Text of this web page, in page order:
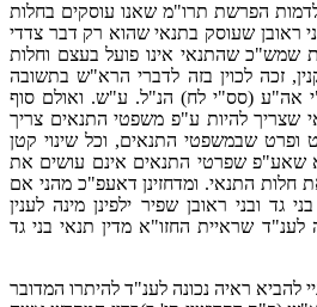
הפרשת תרו"מ שאנו עוסקים בחלות
ראובן שעוסק בתנאי שהוא רק דבר צדדי
שמש"כ שהתנאי אינו פועל בעצם וחלות
זכה לכוין בזה לדברי הרא"ש בתשובה
אה"ע (סס"י לח) הנ"ל. ע"ש. ואולם סוף
שצריך להיות ע"פ משפטי התנאים צריך
ופרט שבמשפטי התנאים, וכל שינוי קטן
שאע"פ שפרטי התנאים אינם עושים את
חלות התנאי. ומדחזינן דאעפ"כ מהני אם
ובני ראובן שפיר ילפינן מינה לענין
שראיית החזו"א מדין תנאי בני גד
להביא ראיה נכונה לענ"ד להיתרו המדובר